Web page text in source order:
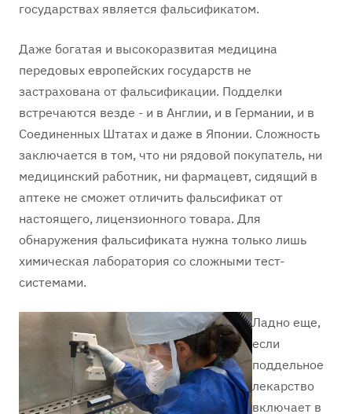
государствах является фальсификатом.
Даже богатая и высокоразвитая медицина
передовых европейских государств не
застрахована от фальсификации. Подделки
встречаются везде - и в Англии, и в Германии, и в
Соединенных Штатах и даже в Японии. Сложность
заключается в том, что ни рядовой покупатель, ни
медицинский работник, ни фармацевт, сидящий в
аптеке не сможет отличить фальсификат от
настоящего, лицензионного товара. Для
обнаружения фальсификата нужна только лишь
химическая лаборатория со сложными тест-
системами.
Ладно еще,
если
поддельное
лекарство
включает в